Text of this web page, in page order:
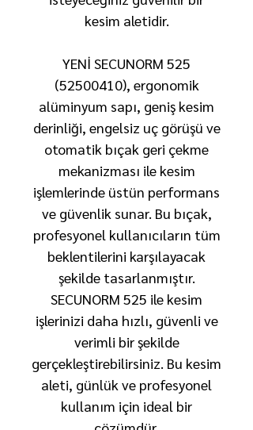
kesim aletidir.
YENİ SECUNORM 525
(52500410), ergonomik
alüminyum sapı, geniş kesim
derinliği, engelsiz uç görüşü ve
otomatik bıçak geri çekme
mekanizması ile kesim
işlemlerinde üstün performans
ve güvenlik sunar. Bu bıçak,
profesyonel kullanıcıların tüm
beklentilerini karşılayacak
şekilde tasarlanmıştır.
SECUNORM 525 ile kesim
işlerinizi daha hızlı, güvenli ve
verimli bir şekilde
gerçekleştirebilirsiniz. Bu kesim
aleti, günlük ve profesyonel
kullanım için ideal bir